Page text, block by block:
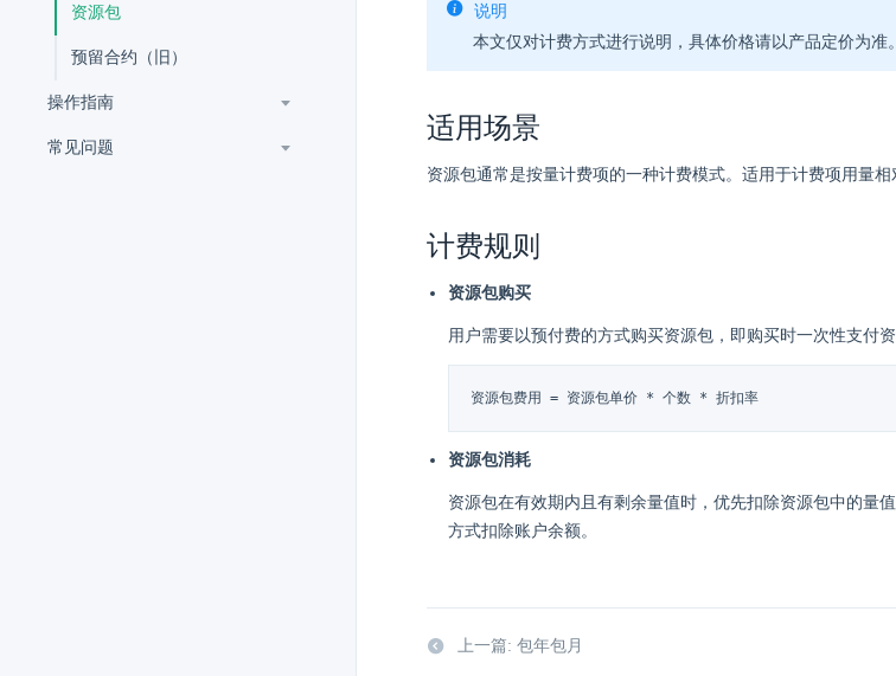
资源包
预留合约（旧）
操作指南
常见问题
说明
本文仅对计费方式进行说明，具体价格请以产品定价为准。
适用场景
资源包通常是按量计费项的一种计费模式。适用于计费项用量相
计费规则
资源包购买
用户需要以预付费的方式购买资源包，即购买时一次性支付资
资源包费用 = 资源包单价 * 个数 * 折扣率
资源包消耗
资源包在有效期内且有剩余量值时，优先扣除资源包中的量
方式扣除账户余额。
上一篇: 包年包月